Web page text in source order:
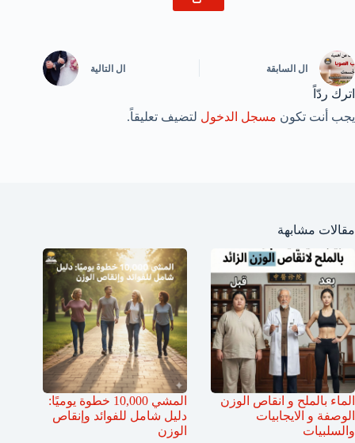
ال السابقة ال التالية
اترك ردّاً
يجب أنت تكون مسجل الدخول لتضيف تعليقاً.
مقالات مشابهة
الماء بالملح و انقاص الوزن
الوصفة و الايجابيات
والسلبيات
المشي 10,000 خطوة يوميًا:
دليل شامل للفوائد وإنقاص
الوزن